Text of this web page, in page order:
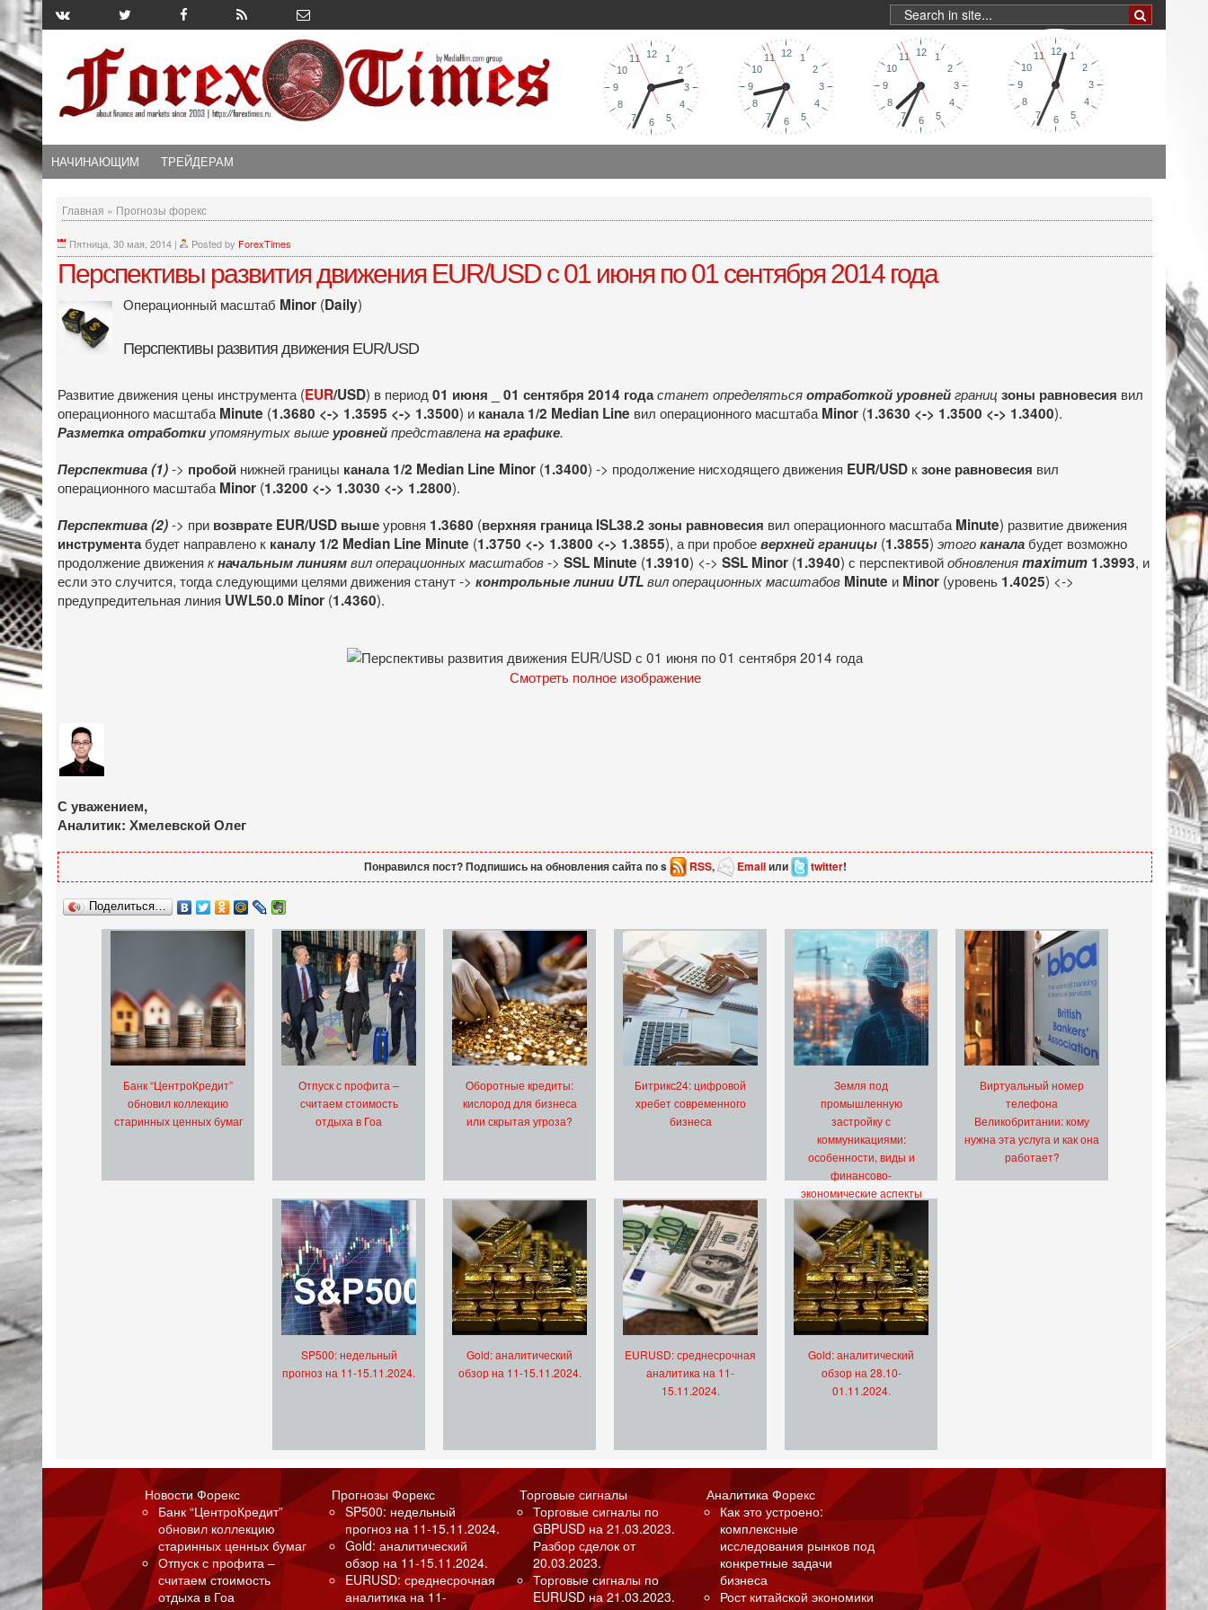
НАЧИНАЮЩИМ ТРЕЙДЕРАМ
Главная » Прогнозы форекс
Пятница, 30 мая, 2014 | Posted by ForexTimes
Перспективы развития движения EUR/USD с 01 июня по 01 сентября 2014 года
Операционный масштаб Minor (Daily)
Перспективы развития движения EUR/USD
Развитие движения цены инструмента (EUR/USD) в период 01 июня _ 01 сентября 2014 годастанет определятьсяотработкой уровнейграниц зоны равновесия вил
операционного масштаба Minute (1.3680 <-> 1.3595 <-> 1.3500) и канала 1/2 Median Line вил операционного масштаба Minor (1.3630 <-> 1.3500 <-> 1.3400).
Разметка отработки упомянутых выше уровнейпредставленана графике.
Перспектива (1)-> пробой нижней границы канала 1/2 Median Line Minor (1.3400) -> продолжение нисходящего движения EUR/USD кзоне равновесия вил
операционного масштаба Minor (1.3200 <-> 1.3030 <-> 1.2800).
Перспектива (2)-> при возврате EUR/USD вышеуровня 1.3680 (верхняя граница ISL38.2 зоны равновесия вил операционного масштаба Minute) развитие движения
инструментабудет направлено к каналу 1/2 Median Line Minute (1.3750 <-> 1.3800 <-> 1.3855), а при пробоеверхней границы (1.3855) этогоканала будет возможно
продолжение движения кначальным линиямвил операционных масштабов-> SSL Minute (1.3910) <-> SSL Minor (1.3940) с перспективойобновленияmaximum 1.3993, и
если это случится, тогда следующими целями движения станут -> контрольные линии UTLвил операционных масштабов Minute и Minor (уровень 1.4025) <->
предупредительная линия UWL50.0 Minor (1.4360).
Смотреть полное изображение
С уважением,
Аналитик: Хмелевской Олег
Понравился пост? Подпишись на обновления сайта по s RSS, Emailили twitter!
Поделиться…
Банк “ЦентроКредит”
обновил коллекцию
старинных ценных бумаг
Отпуск с профита –
считаем стоимость
отдыха в Гоа
Оборотные кредиты:
кислород для бизнеса
или скрытая угроза?
Битрикс24: цифровой
хребет современного
бизнеса
Земля под
промышленную
застройку с
коммуникациями:
особенности, виды и
финансово-
экономические аспекты
Виртуальный номер
телефона
Великобритании: кому
нужна эта услуга и как она
работает?
SP500: недельный
прогноз на 11-15.11.2024.
Gold: аналитический
обзор на 11-15.11.2024.
EURUSD: среднесрочная
аналитика на 11-
15.11.2024.
Gold: аналитический
обзор на 28.10-
01.11.2024.
Новости Форекс
Банк “ЦентроКредит”
обновил коллекцию
старинных ценных бумаг
Отпуск с профита –
считаем стоимость
отдыха в Гоа
Прогнозы Форекс
SP500: недельный
прогноз на 11-15.11.2024.
Gold: аналитический
обзор на 11-15.11.2024.
EURUSD: среднесрочная
аналитика на 11-
Торговые сигналы
Торговые сигналы по
GBPUSD на 21.03.2023.
Разбор сделок от
20.03.2023.
Торговые сигналы по
EURUSD на 21.03.2023.
Аналитика Форекс
Как это устроено:
комплексные
исследования рынков под
конкретные задачи
бизнеса
Рост китайской экономики